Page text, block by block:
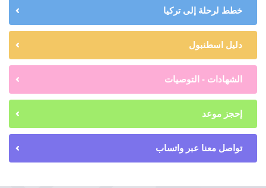
خطط لرحلة إلى تركيا
دليل اسطنبول
الشهادات - التوصيات
إحجز موعد
تواصل معنا عبر واتساب